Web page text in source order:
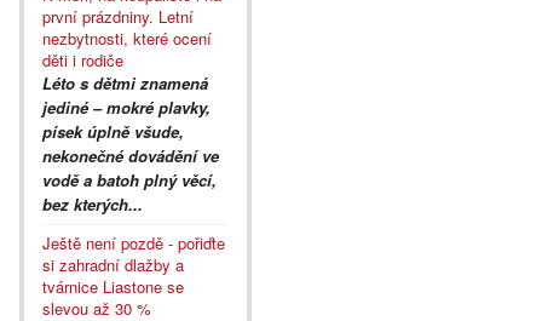
první prázdniny. Letní
nezbytnosti, které ocení
děti i rodiče
Léto s dětmi znamená
jediné – mokré plavky,
písek úplně všude,
nekonečné dovádění ve
vodě a batoh plný věcí,
bez kterých...
Ještě není pozdě - pořiďte
si zahradní dlažby a
tvárnice Liastone se
slevou až 30 %